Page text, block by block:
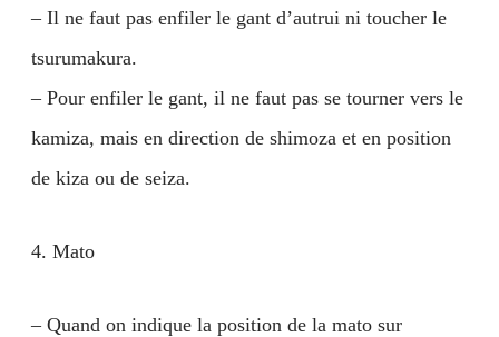
– Il ne faut pas enfiler le gant d’autrui ni toucher le
tsurumakura.
– Pour enfiler le gant, il ne faut pas se tourner vers le
kamiza, mais en direction de shimoza et en position
de kiza ou de seiza.
4. Mato
– Quand on indique la position de la mato sur